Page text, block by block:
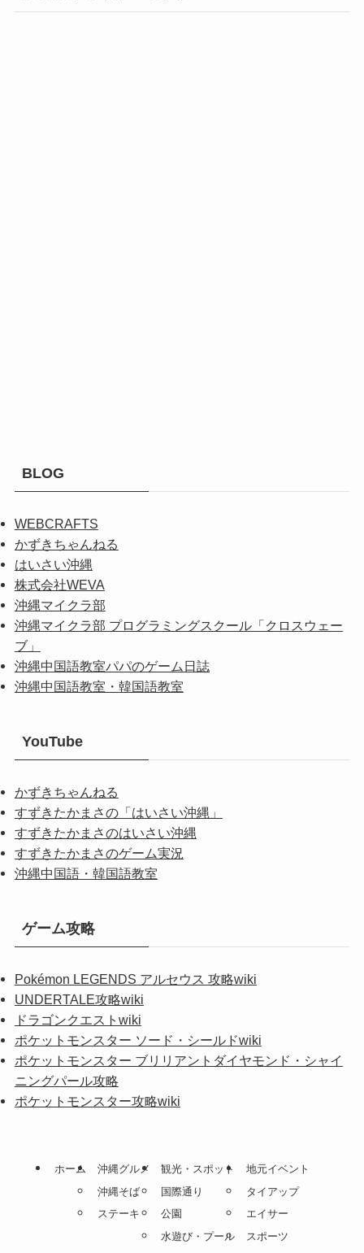
BLOG
WEBCRAFTS
かずきちゃんねる
はいさい沖縄
株式会社WEVA
沖縄マイクラ部
沖縄マイクラ部 プログラミングスクール「クロスウェー
ブ」
沖縄中国語教室パパのゲーム日誌
沖縄中国語教室・韓国語教室
YouTube
かずきちゃんねる
すずきたかまさの「はいさい沖縄」
すずきたかまさのはいさい沖縄
すずきたかまさのゲーム実況
沖縄中国語・韓国語教室
ゲーム攻略
Pokémon LEGENDS アルセウス 攻略wiki
UNDERTALE攻略wiki
ドラゴンクエストwiki
ポケットモンスター ソード・シールドwiki
ポケットモンスター ブリリアントダイヤモンド・シャイ
ニングパール攻略
ポケットモンスター攻略wiki
ホーム
沖縄グルメ
沖縄そば
ステーキ
観光・スポット
国際通り
公園
水遊び・プール
地元イベント
タイアップ
エイサー
スポーツ